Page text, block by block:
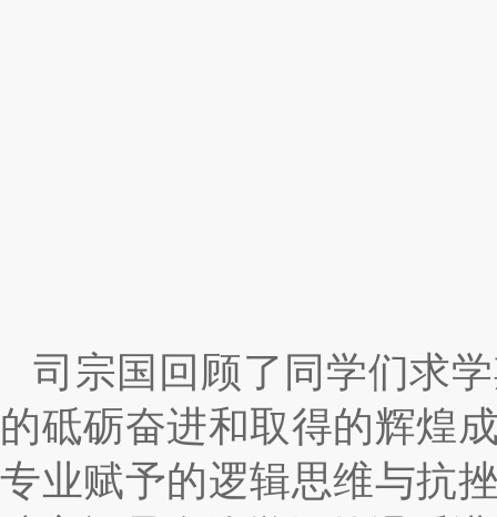
司宗国回顾了同学们求
的砥砺奋进和取得的辉煌
专业赋予的逻辑思维与抗